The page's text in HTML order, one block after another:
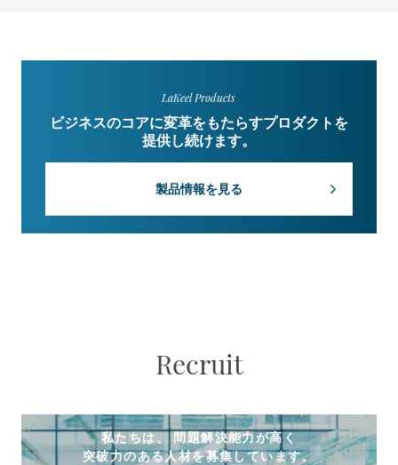
LaKeel Products
ビジネスのコアに変革をもたらすプロダクトを
提供し続けます。
製品情報を見る
Recruit
私たちは、 問題解決能力が高く
突破力のある人材を募集しています。